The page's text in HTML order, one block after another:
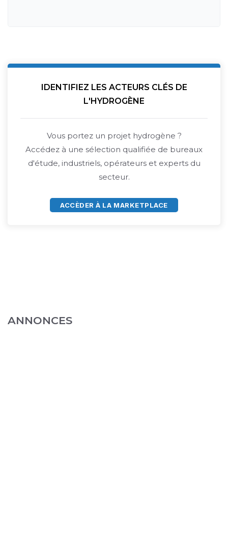
IDENTIFIEZ LES ACTEURS CLÉS DE
L'HYDROGÈNE
Vous portez un projet hydrogène ?
Accédez à une sélection qualifiée de bureaux
d'étude, industriels, opérateurs et experts du
secteur.
ACCÈDER À LA MARKETPLACE
ANNONCES